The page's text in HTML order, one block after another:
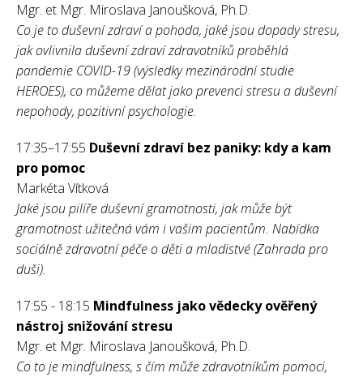
Mgr. et Mgr. Miroslava Janoušková, Ph.D.
Co je to duševní zdraví a pohoda, jaké jsou dopady stresu,
jak ovlivnila duševní zdraví zdravotníků proběhlá
pandemie COVID-19 (výsledky mezinárodní studie
HEROES), co můžeme dělat jako prevenci stresu a duševní
nepohody, pozitivní psychologie.
17:35–17:55 Duševní zdraví bez paniky: kdy a kam
pro pomoc
Markéta Vítková
Jaké jsou pilíře duševní gramotnosti, jak může být
gramotnost užitečná vám i vašim pacientům. Nabídka
sociálně zdravotní péče o děti a mladistvé (Zahrada pro
duši).
17:55 - 18:15 Mindfulness jako vědecky ověřený
nástroj snižování stresu
Mgr. et Mgr. Miroslava Janoušková, Ph.D.
Co to je mindfulness, s čím může zdravotníkům pomoci,